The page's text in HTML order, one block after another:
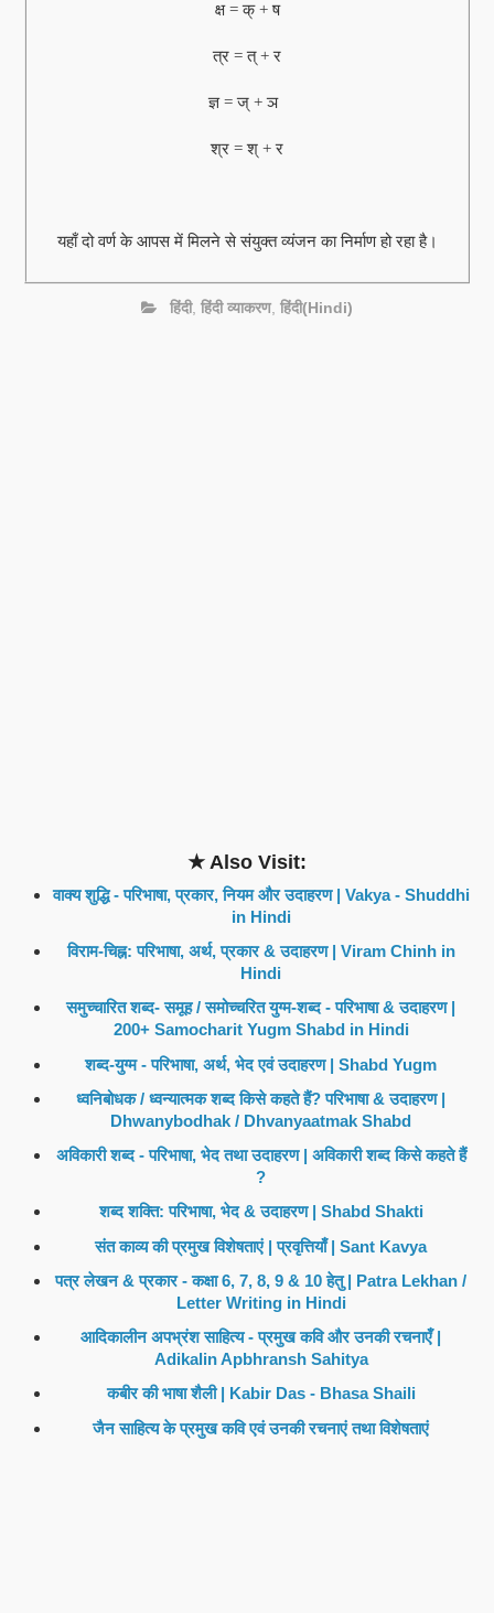
क्ष = क् + ष
त्र = त् + र
ज्ञ = ज् + ञ
श्र = श् + र
यहाँ दो वर्ण के आपस में मिलने से संयुक्त व्यंजन का निर्माण हो रहा है।
हिंदी, हिंदी व्याकरण, हिंदी(Hindi)
★ Also Visit:
वाक्य शुद्धि - परिभाषा, प्रकार, नियम और उदाहरण | Vakya - Shuddhi
in Hindi
विराम-चिह्न: परिभाषा, अर्थ, प्रकार & उदाहरण | Viram Chinh in
Hindi
समुच्चारित शब्द- समूह / समोच्चरित युग्म-शब्द - परिभाषा & उदाहरण |
200+ Samocharit Yugm Shabd in Hindi
शब्द-युग्म - परिभाषा, अर्थ, भेद एवं उदाहरण | Shabd Yugm
ध्वनिबोधक / ध्वन्यात्मक शब्द किसे कहते हैं? परिभाषा & उदाहरण |
Dhwanybodhak / Dhvanyaatmak Shabd
अविकारी शब्द - परिभाषा, भेद तथा उदाहरण | अविकारी शब्द किसे कहते हैं
?
शब्द शक्ति: परिभाषा, भेद & उदाहरण | Shabd Shakti
संत काव्य की प्रमुख विशेषताएं | प्रवृत्तियाँ | Sant Kavya
पत्र लेखन & प्रकार - कक्षा 6, 7, 8, 9 & 10 हेतु | Patra Lekhan /
Letter Writing in Hindi
आदिकालीन अपभ्रंश साहित्य - प्रमुख कवि और उनकी रचनाएँ |
Adikalin Apbhransh Sahitya
कबीर की भाषा शैली | Kabir Das - Bhasa Shaili
जैन साहित्य के प्रमुख कवि एवं उनकी रचनाएं तथा विशेषताएं